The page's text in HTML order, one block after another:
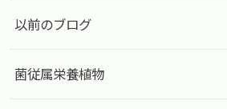
以前のブログ
菌従属栄養植物